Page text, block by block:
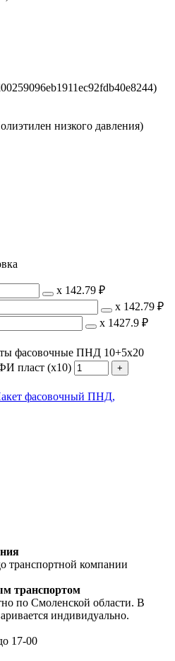
низкого давления)
х 142.79 ₽
х 142.79 ₽
х 1427.9 ₽
фасовочные ПНД 10+5х20
пласт (х10)
фасовочный ПНД,
транспортной компании
транспортом
по Смоленской области. В
индивидуально.
17-00